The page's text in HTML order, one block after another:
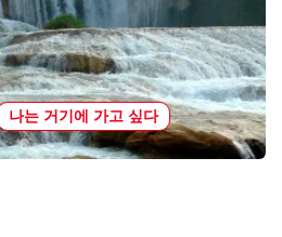
나는 거기에 가고 싶다